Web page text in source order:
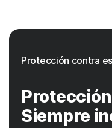
Protección contra
Siempre